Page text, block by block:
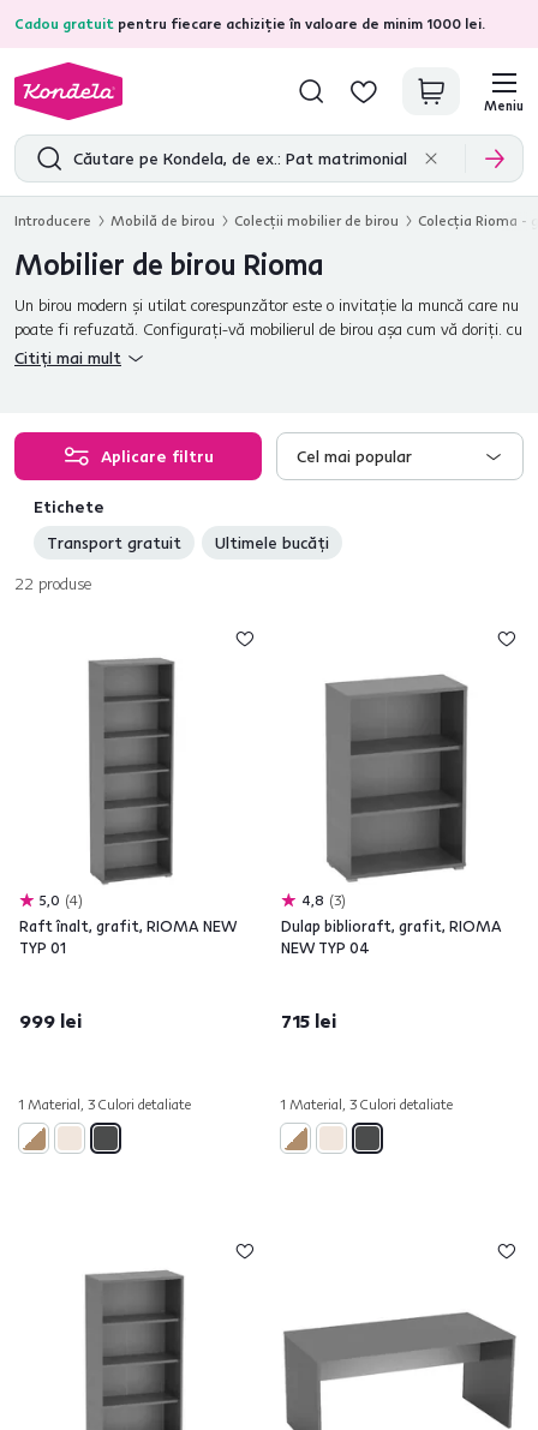
Cadou gratuit pentru fiecare achiziție în valoare de minim 1000 lei.
4,7 31.375recenzii de produs verificate
Meniu
Introducere Mobilă de birou Colecţii mobilier de birou Colecţia Rioma -
Mobilier de birou Rioma
Un birou modern şi utilat corespunzător este o invitaţie la muncă care nu
poate fi refuzată. Configuraţi-vă mobilierul de birou aşa cum vă doriţi. cu
mobilierul modular de birou Rioma. Într-o nuanţă elegantă care va fi
Citiți mai mult
Aplicare filtru Cel mai popular
Etichete
Transport gratuit
Ultimele bucăți
22 produse
5,0 4
Raft înalt, grafit, RIOMA NEW
TYP 01
999 lei
1 Material, 3 Culori detaliate
4,8 3
Dulap biblioraft, grafit, RIOMA
NEW TYP 04
715 lei
1 Material, 3 Culori detaliate